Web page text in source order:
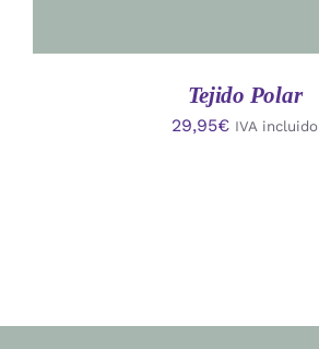
Tejido Polar
29,95€ IVA incluido